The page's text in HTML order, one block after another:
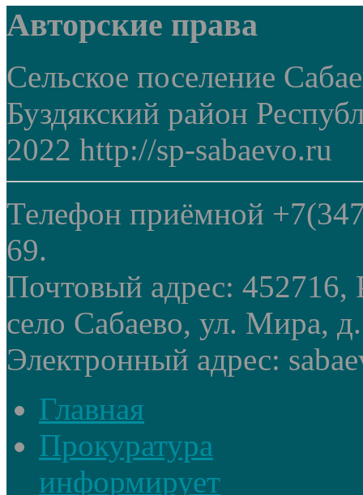
Авторские права
Сельское поселение
Буздякский район
2022 http://sp-sabaevo.ru
Телефон приёмной
69.
Почтовый адрес: 452716,
село Сабаево, ул. Мира,
Электронный адрес:
Главная
Прокуратура
информирует